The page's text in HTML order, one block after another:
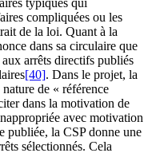
compliquées ou les
de la loi. Quant à la
dans sa circulaire que
arrêts directifs publiés
[40]. Dans le projet, la
de « référence
dans la motivation de
avec motivation
publiée, la CSP donne une
sélectionnés. Cela